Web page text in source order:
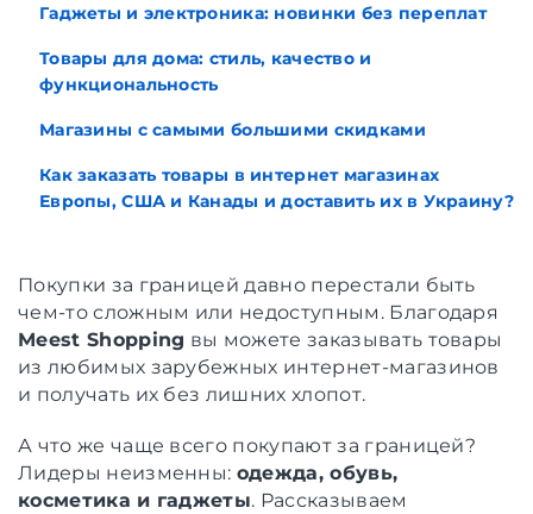
Гаджеты и электроника: новинки без переплат
Товары для дома: стиль, качество и
функциональность
Магазины с самыми большими скидками
Как заказать товары в интернет магазинах
Европы, США и Канады и доставить их в Украину?
Покупки за границей давно перестали быть
чем-то сложным или недоступным. Благодаря
Meest Shopping вы можете заказывать товары
из любимых зарубежных интернет-магазинов
и получать их без лишних хлопот.
А что же чаще всего покупают за границей?
Лидеры неизменны: одежда, обувь,
косметика и гаджеты. Рассказываем